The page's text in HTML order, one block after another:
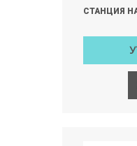
СТАНЦИЯ